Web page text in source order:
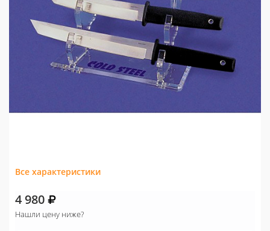
Все характеристики
4 980
Нашли цену ниже?